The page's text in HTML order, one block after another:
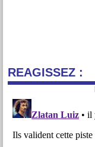
REAGISSEZ :